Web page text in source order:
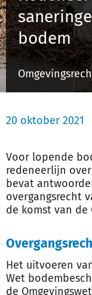
bodem
20 oktober 2021
Voor lopende
redeneerlijn
bevat
overgangsrecht
de komst van de
Het uitvoeren
Wet
de